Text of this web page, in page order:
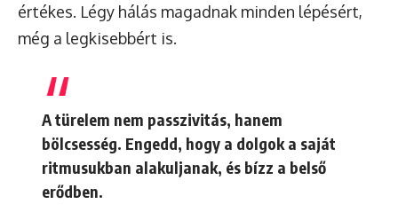
értékes. Légy hálás magadnak minden lépésért,
még a legkisebbért is.
A türelem nem passzivitás, hanem
bölcsesség. Engedd, hogy a dolgok a saját
ritmusukban alakuljanak, és bízz a belső
erődben.